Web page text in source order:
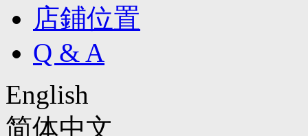
店鋪位置
Q & A
English
简体中文